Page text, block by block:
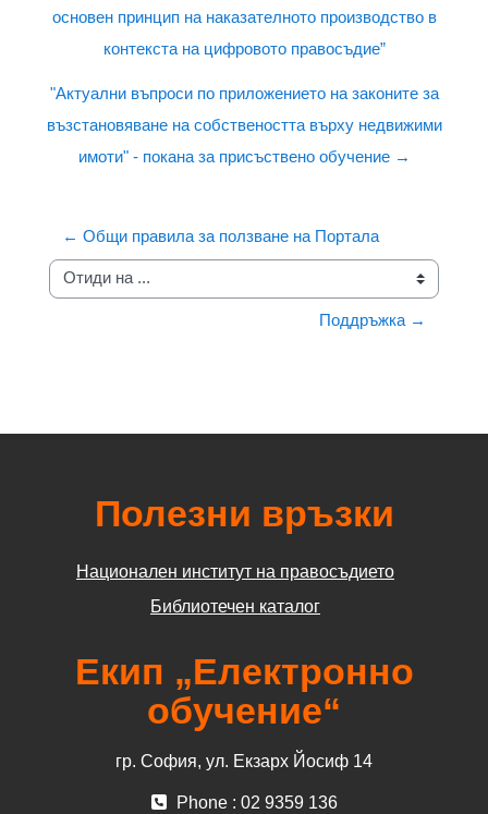
основен принцип на наказателното производство в
контекста на цифровото правосъдие”
"Актуални въпроси по приложението на законите за
възстановяване на собствеността върху недвижими
имоти" - покана за присъствено обучение →
← Общи правила за ползване на Портала
Отиди на ...
Поддръжка →
Полезни връзки
Национален институт на правосъдието
Библиотечен каталог
Екип „Електронно
обучение“
гр. София, ул. Екзарх Йосиф 14
Phone : 02 9359 136